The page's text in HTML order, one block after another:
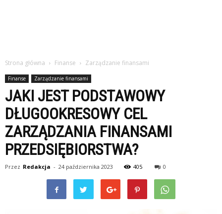
Strona główna Finanse Zarządzanie finansami
Finanse Zarządzanie finansami
JAKI JEST PODSTAWOWY
DŁUGOOKRESOWY CEL
ZARZĄDZANIA FINANSAMI
PRZEDSIĘBIORSTWA?
Przez Redakcja - 24 października 2023 405 0